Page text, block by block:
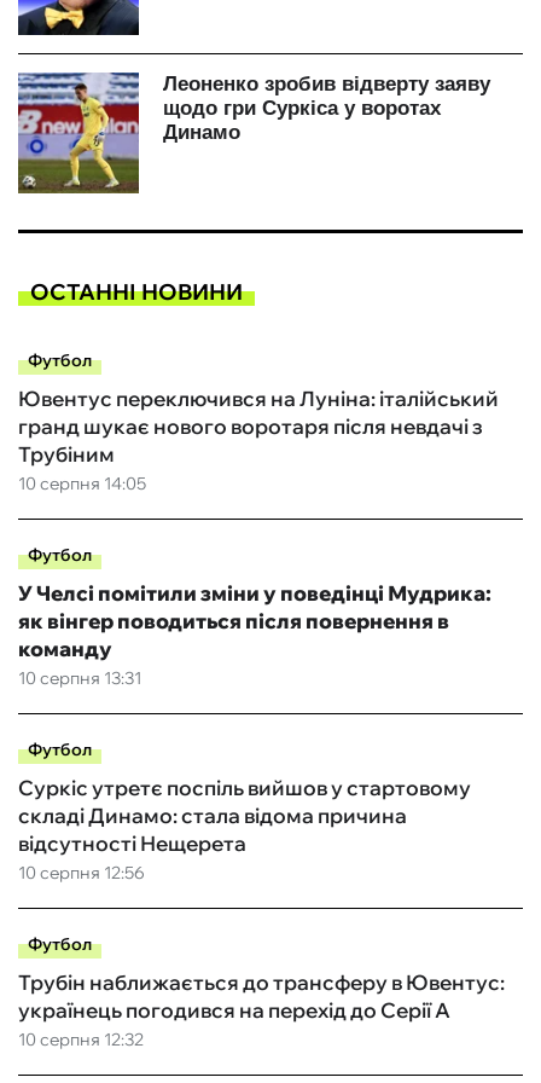
ОСТАННІ НОВИНИ
Футбол
10 серпня 14:05
Ювентус переключився на Луніна: італійський
гранд шукає нового воротаря після невдачі з
Трубіним
Футбол
10 серпня 13:31
У Челсі помітили зміни у поведінці Мудрика:
як вінгер поводиться після повернення в
команду
Футбол
10 серпня 12:56
Суркіс утретє поспіль вийшов у стартовому
складі Динамо: стала відома причина
відсутності Нещерета
Футбол
10 серпня 12:32
Трубін наближається до трансферу в Ювентус:
українець погодився на перехід до Серії А